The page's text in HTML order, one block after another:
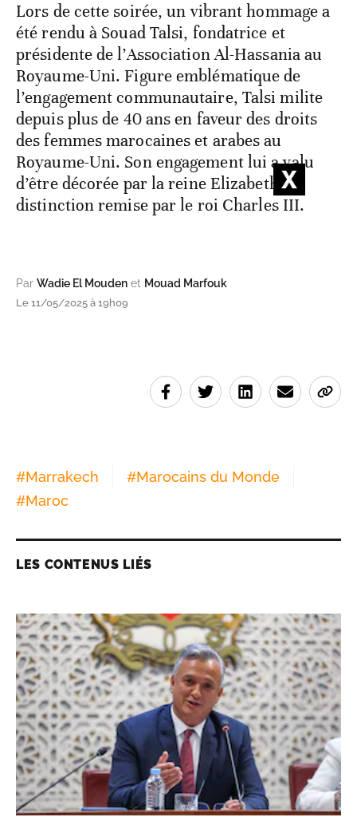
Lors de cette soirée, un vibrant hommage a
été rendu à Souad Talsi, fondatrice et
présidente de l’Association Al-Hassania au
Royaume-Uni. Figure emblématique de
l’engagement communautaire, Talsi milite
depuis plus de 40 ans en faveur des droits
des femmes marocaines et arabes au
Royaume-Uni. Son engagement lui a valu
d’être décorée par la reine Elizabeth II,
distinction remise par le roi Charles III.
Par Wadie El Mouden et Mouad Marfouk
Le 11/05/2025 à 19h09
#Marrakech #Marocains du Monde
#Maroc
LES CONTENUS LIÉS